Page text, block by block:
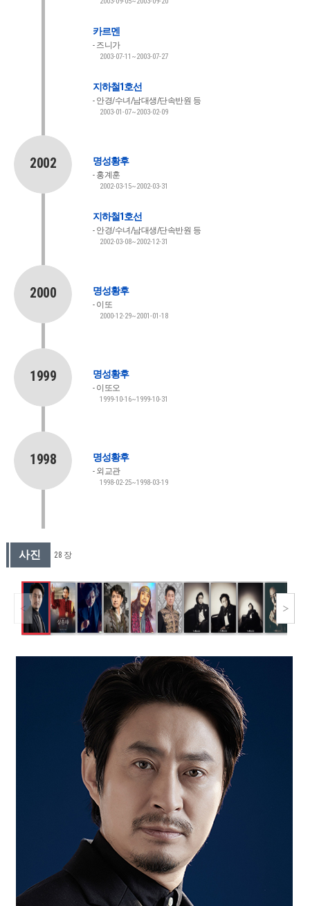
카르멘
즈니가
2003-07-11~2003-07-27
지하철1호선
안경/수녀/남대생/단속반원 등
2003-01-07~2003-02-09
2002 명성황후
홍계훈
2002-03-15~2002-03-31
지하철1호선
안경/수녀/남대생/단속반원 등
2002-03-08~2002-12-31
2000 명성황후
이또
2000-12-29~2001-01-18
1999 명성황후
이또오
1999-10-16~1999-10-31
1998 명성황후
외교관
1998-02-25~1998-03-19
사진 28 장